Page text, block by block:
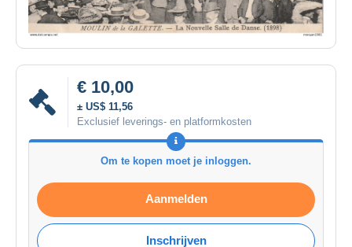
€ 10,00
± US$ 11,56
Exclusief leverings- en platformkosten
Om te kopen moet je inloggen.
Aanmelden
Inschrijven